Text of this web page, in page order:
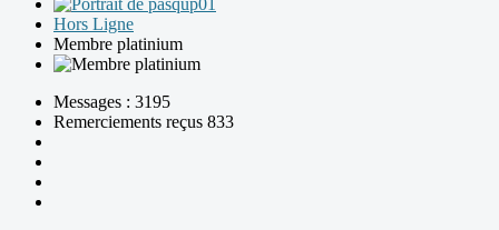
Hors Ligne
Membre platinium
Messages : 3195
Remerciements reçus 833